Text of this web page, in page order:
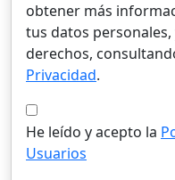
obtener más
tus datos
derechos,
Privacidad.
He leído y acepto la
Usuarios